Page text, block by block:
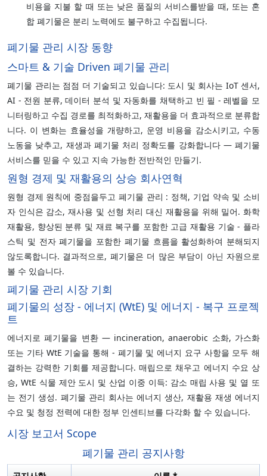
비용을 지불 할 때 또는 낮은 품질의 서비스를받을 때, 또는 혼
합 폐기물은 분리 노력에도 불구하고 수집됩니다.
폐기물 관리 시장 동향
스마트 & 기술 Driven 폐기물 관리
폐기물 관리는 점점 더 기술되고 있습니다: 도시 및 회사는 IoT 센서,
AI ‐ 전원 분류, 데이터 분석 및 자동화를 채택하고 빈 필 ‐ 레벨을 모
니터링하고 수집 경로를 최적화하고, 재활용을 더 효과적으로 분류합
니다. 이 변화는 효율성을 개량하고, 운영 비용을 감소시키고, 수동
노동을 낮추고, 재생과 폐기물 처리 정확도를 강화합니다 — 폐기물
서비스를 믿을 수 있고 지속 가능한 전반적인 만들기.
원형 경제 및 재활용의 상승 회사연혁
원형 경제 원칙에 중점을두고 폐기물 관리 : 정책, 기업 약속 및 소비
자 인식은 감소, 재사용 및 선형 처리 대신 재활용을 위해 밀어. 화학
재활용, 향상된 분류 및 재료 복구를 포함한 고급 재활용 기술 - 플라
스틱 및 전자 폐기물을 포함한 폐기물 흐름을 활성화하여 분해되지
않도록합니다. 결과적으로, 폐기물은 더 많은 부담이 아닌 자원으로
볼 수 있습니다.
폐기물 관리 시장 기회
폐기물의 성장 ‐ 에너지 (WtE) 및 에너지 ‐ 복구 프로젝
트
에너지로 폐기물을 변환 — incineration, anaerobic 소화, 가스화
또는 기타 WtE 기술을 통해 - 폐기물 및 에너지 요구 사항을 모두 해
결하는 강력한 기회를 제공합니다. 매립으로 채우고 에너지 수요 상
승, WtE 식물 제안 도시 및 산업 이중 이득: 감소 매립 사용 및 열 또
는 전기 생성. 폐기물 관리 회사는 에너지 생산, 재활용 재생 에너지
수요 및 청정 전력에 대한 정부 인센티브를 다각화 할 수 있습니다.
시장 보고서 Scope
폐기물 관리 공지사항